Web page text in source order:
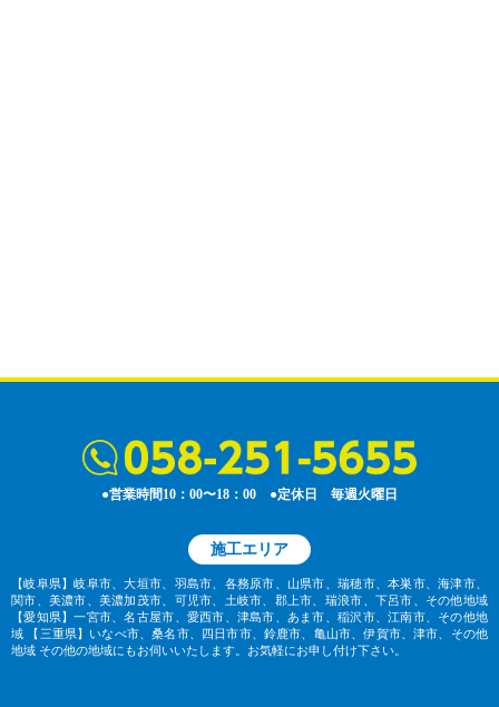
●営業時間10：00〜18：00 ●定休日 毎週火曜日
施工エリア
【岐阜県】岐阜市、大垣市、羽島市、各務原市、山県市、瑞穂市、本巣市、海津市、
関市、美濃市、美濃加茂市、可児市、土岐市、郡上市、瑞浪市、下呂市、その他地域
【愛知県】一宮市、名古屋市、愛西市、津島市、あま市、稲沢市、江南市、その他地
域 【三重県】いなべ市、桑名市、四日市市、鈴鹿市、亀山市、伊賀市、津市、その他
地域 その他の地域にもお伺いいたします。お気軽にお申し付け下さい。